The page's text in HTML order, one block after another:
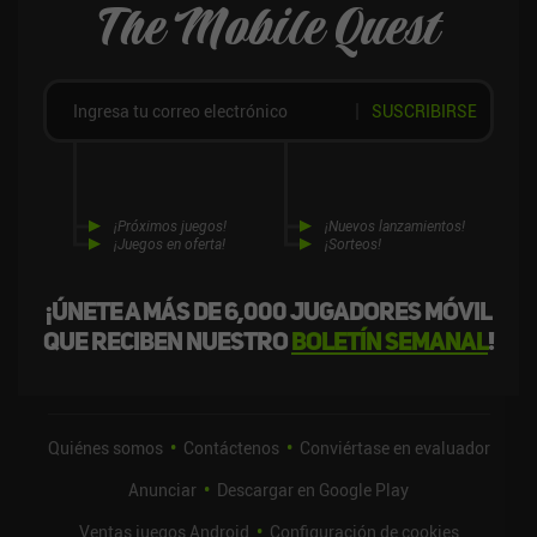
The Mobile Quest
¡Únete a más de 6,000 jugadores móvil
que reciben nuestroboletín semanal!
¡Próximos juegos!
¡Juegos en oferta!
¡Nuevos lanzamientos!
¡Sorteos!
SUSCRIBIRSE
Quiénes somos Contáctenos
Conviértase en evaluador
Anunciar
Descargar en Google Play
Ventas juegos Android
Configuración de cookies